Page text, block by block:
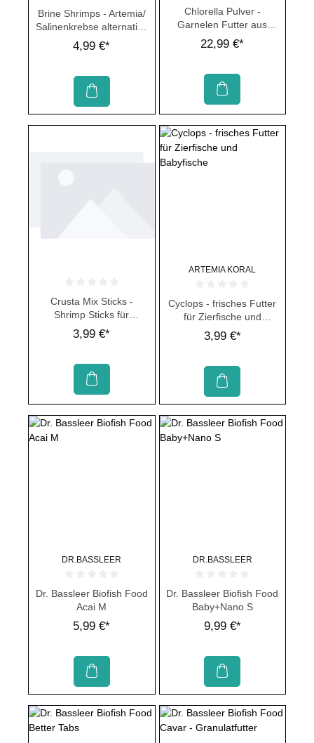
Durchschnittliche Bewertung von 0 von 5 Sternen
Brine Shrimps - Artemia/
Salinenkrebse alternative
zum Fostfutter
4,99 €*
Durchschnittliche Bewertung von
Chlorella Pulver -
Garnelen Futter aus
Algen
22,99 €*
Durchschnittliche Bewertung von 0 von 5 Sternen
Crusta Mix Sticks -
Shrimp Sticks für
natürliches Futter
3,99 €*
ARTEMIA KORAL
Durchschnittliche Bewertung von
Cyclops - frisches Futter
für Zierfische und
Babyfische
3,99 €*
DR.BASSLEER
Durchschnittliche Bewertung von 0 von 5 Sternen
Dr. Bassleer Biofish Food
Acai M
5,99 €*
DR.BASSLEER
Durchschnittliche Bewertung von
Dr. Bassleer Biofish Food
Baby+Nano S
9,99 €*